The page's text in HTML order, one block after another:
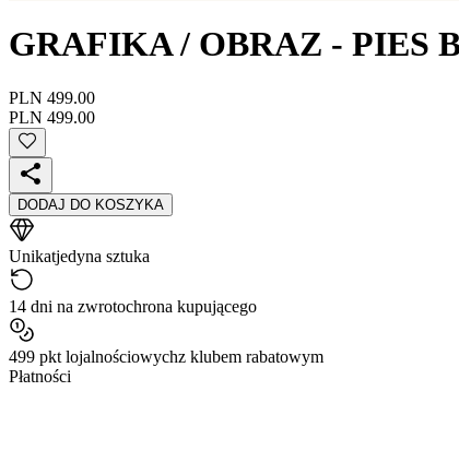
GRAFIKA / OBRAZ - PIES
PLN 499.00
PLN 499.00
DODAJ DO KOSZYKA
Unikatjedyna sztuka
14 dni na zwrotochrona kupującego
499 pkt lojalnościowychz klubem rabatowym
Płatności